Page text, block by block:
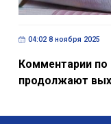
04:02 8 ноября 2025
Комментарии по
продолжают